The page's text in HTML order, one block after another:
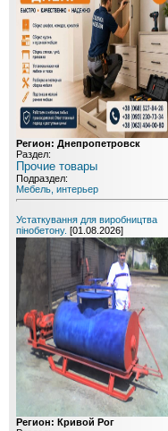
Регион: Днепропетровск
Раздел:
Прочие товары
Подраздел:
Мебель, интерьер
Устаткування для виробництва
пінобетону. [01.08.2026]
Регион: Кривой Рог